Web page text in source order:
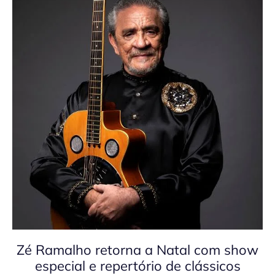
Zé Ramalho retorna a Natal com show
especial e repertório de clássicos